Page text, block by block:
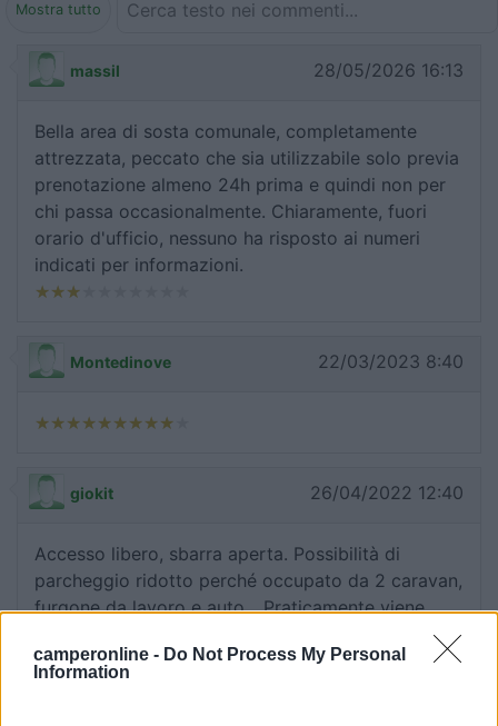
camperonline - Do Not Process My Personal
Information
Mostra tutto
massil 28/05/2026 16:13
Bella area di sosta comunale, completamente
attrezzata, peccato che sia utilizzabile solo previa
prenotazione almeno 24h prima e quindi non per
chi passa occasionalmente. Chiaramente, fuori
orario d'ufficio, nessuno ha risposto ai numeri
indicati per informazioni.
Montedinove 22/03/2023 8:40
giokit 26/04/2022 12:40
Accesso libero, sbarra aperta. Possibilità di
parcheggio ridotto perché occupato da 2 caravan,
furgone da lavoro e auto... Praticamente viene